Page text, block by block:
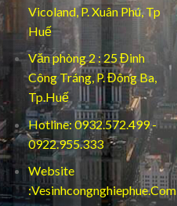
Vicoland, P. Xuân Phú, Tp
Huế
Văn phòng 2 : 25 Đinh
Công Tráng, P. Đông Ba,
Tp.Huế
Hotline: 0932.572.499 -
0922.955.333
Website
:Vesinhcongnghiephue.Com